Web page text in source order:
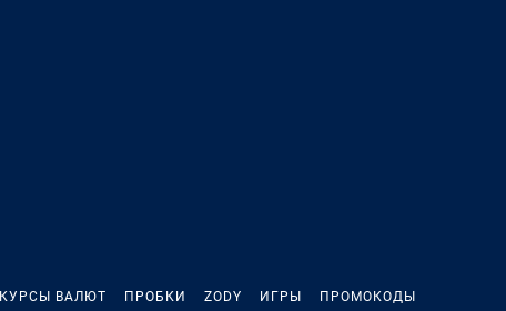
КУРСЫ ВАЛЮТ ПРОБКИ ZODY ИГРЫ ПРОМОКОДЫ